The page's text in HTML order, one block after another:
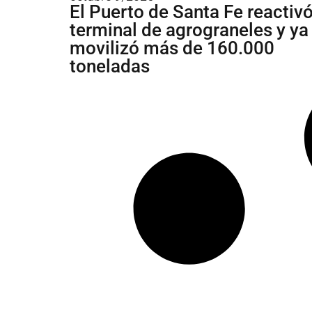
El Puerto de Santa Fe
terminal de agrograneles y ya
movilizó más de 160.000
toneladas